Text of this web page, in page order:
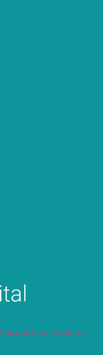
Paramètres Cookies